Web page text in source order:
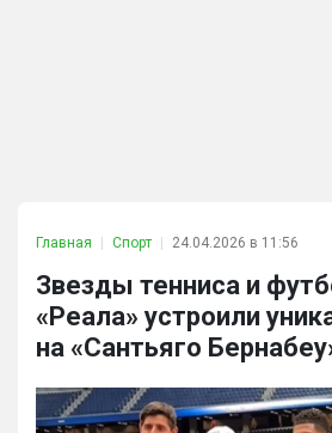
Главная Спорт 24.04.2026 в 11:56
Звезды тенниса и
«Реала» устроили
на «Сантьяго